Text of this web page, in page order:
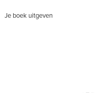
Je boek uitgeven